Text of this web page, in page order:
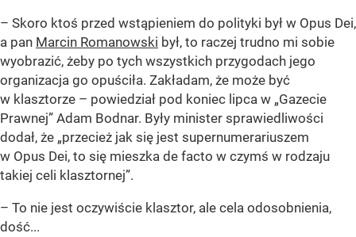
– Skoro ktoś przed wstąpieniem do polityki był w Opus Dei,
a pan Marcin Romanowski był, to raczej trudno mi sobie
wyobrazić, żeby po tych wszystkich przygodach jego
organizacja go opuściła. Zakładam, że może być
w klasztorze – powiedział pod koniec lipca w „Gazecie
Prawnej” Adam Bodnar. Były minister sprawiedliwości
dodał, że „przecież jak się jest supernumerariuszem
w Opus Dei, to się mieszka de facto w czymś w rodzaju
takiej celi klasztornej”.
– To nie jest oczywiście klasztor, ale cela odosobnienia,
dość...